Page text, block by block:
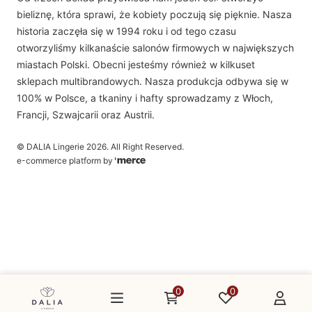
nocy.
Jak wybrać idealną koszulkę
nocną na specjalne okazje?
Wybór idealnej koszulki nocnej na specjalne okazje to nie lada
wyjątkowość każdej chwili. Przy wyborze weź pod uwagę tkaninę –
delikatne jedwabie czy miękkie hafty lub koronki dodają elegancji, ale i
wpiszą się w nastrój wyjątkowych chwil. Nasze produkty prezentują
niepowtarzalny styl, który łączy w sobie ponadczasowość i aktualne
sklep(at)dalia.pl
Nasz zespół obsługi klienta jest do Państwa dyspozycji w dni robocze w
godzinach 8.00 - 16.00
bieliznę, która sprawi, że kobiety poczują się pięknie. Nasza
historia zaczęła się w 1994 roku i od tego czasu
otworzyliśmy kilkanaście salonów firmowych w największych
miastach Polski. Obecni jesteśmy również w kilkuset
sklepach multibrandowych. Nasza produkcja odbywa się w
100% w Polsce, a tkaniny i hafty sprowadzamy z Włoch,
Francji, Szwajcarii oraz Austrii.
© DALIA Lingerie 2026. All Right Reserved.
e-commerce platform by
0 0